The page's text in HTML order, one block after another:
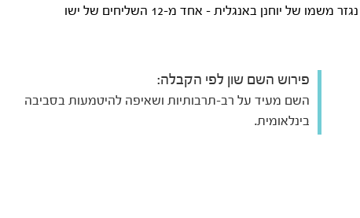
נגזר משמו של יוחנן באנגלית - אחד מ-12 השליחים של ישו
פירוש השם שון לפי הקבלה:
השם מעיד על רב-תרבותיות ושאיפה להיטמעות בסביבה
בינלאומית.